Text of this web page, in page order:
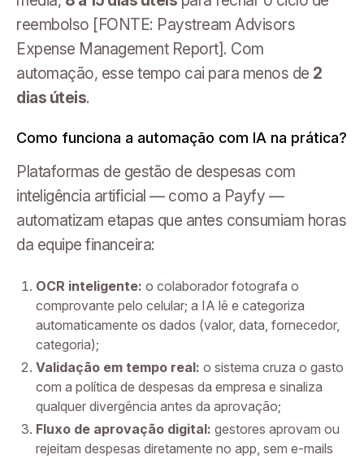
reembolso [FONTE: Paystream Advisors
Expense Management Report]. Com
automação, esse tempo cai para menos de 2
dias úteis.
Como funciona a automação com IA na prática?
Plataformas de gestão de despesas com
inteligência artificial — como a Payfy —
automatizam etapas que antes consumiam horas
da equipe financeira:
OCR inteligente: o colaborador fotografa o
comprovante pelo celular; a IA lê e categoriza
automaticamente os dados (valor, data, fornecedor,
categoria);
Validação em tempo real: o sistema cruza o gasto
com a política de despesas da empresa e sinaliza
qualquer divergência antes da aprovação;
Fluxo de aprovação digital: gestores aprovam ou
rejeitam despesas diretamente no app, sem e-mails